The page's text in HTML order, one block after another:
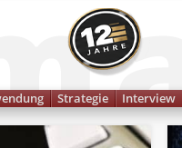
Strategie Interview